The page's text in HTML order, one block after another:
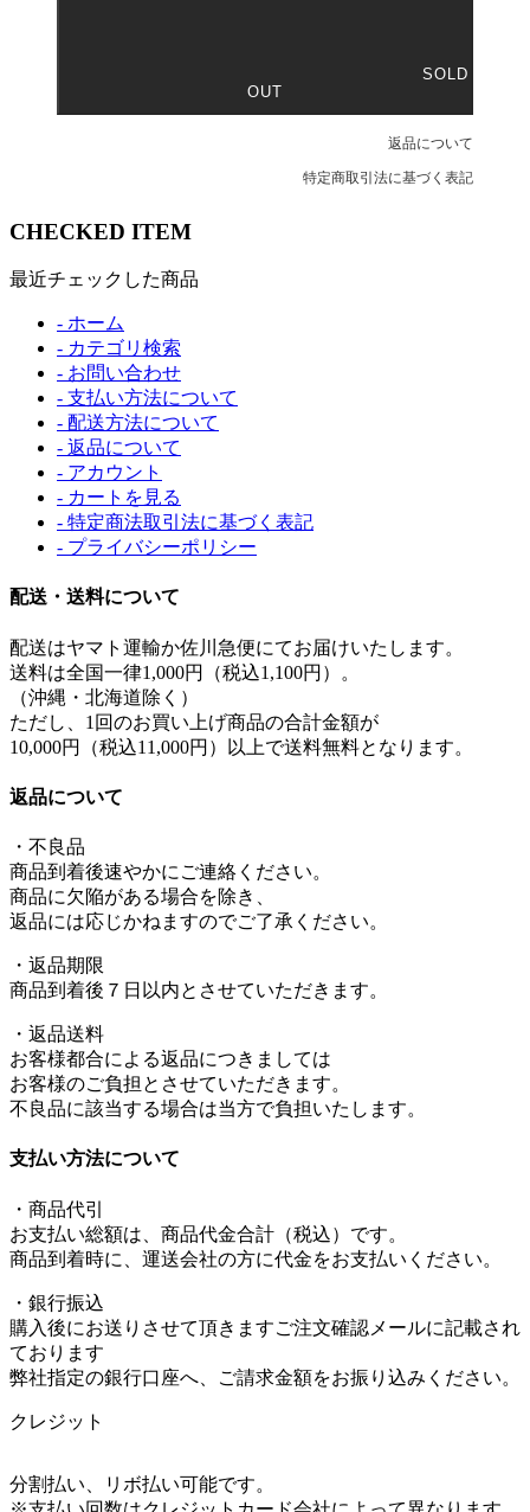
OUT
返品について
特定商取引法に基づく表記
CHECKED ITEM
最近チェックした商品
- ホーム
- カテゴリ検索
- お問い合わせ
- 支払い方法について
- 配送方法について
- 返品について
- アカウント
- カートを見る
- 特定商法取引法に基づく表記
- プライバシーポリシー
配送・送料について
配送はヤマト運輸か佐川急便にてお届けいたします。
送料は全国一律1,000円（税込1,100円）。
（沖縄・北海道除く）
ただし、1回のお買い上げ商品の合計金額が
10,000円（税込11,000円）以上で送料無料となります。
返品について
・不良品
商品到着後速やかにご連絡ください。
商品に欠陥がある場合を除き、
返品には応じかねますのでご了承ください。
・返品期限
商品到着後７日以内とさせていただきます。
・返品送料
お客様都合による返品につきましては
お客様のご負担とさせていただきます。
不良品に該当する場合は当方で負担いたします。
支払い方法について
・商品代引
お支払い総額は、商品代金合計（税込）です。
商品到着時に、運送会社の方に代金をお支払いください。
・銀行振込
購入後にお送りさせて頂きますご注文確認メールに記載され
ております
弊社指定の銀行口座へ、ご請求金額をお振り込みください。
クレジット
分割払い、リボ払い可能です。